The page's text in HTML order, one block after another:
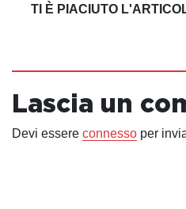
TI È PIACIUTO
Lascia un
Devi essere connesso per